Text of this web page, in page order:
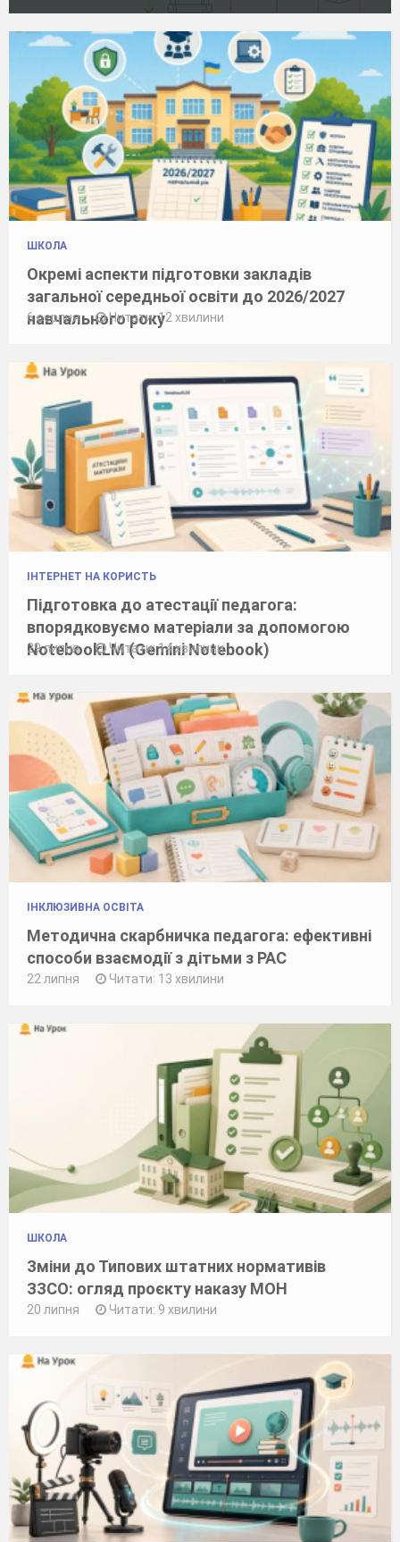
ШКОЛА
Окремі аспекти підготовки закладів
загальної середньої освіти до 2026/2027
навчального року
6 серпня Читати: 12 хвилини
ІНТЕРНЕТ НА КОРИСТЬ
Підготовка до атестації педагога:
впорядковуємо матеріали за допомогою
NotebookLM (Gemini Notebook)
29 липня Читати: 14 хвилини
ІНКЛЮЗИВНА ОСВІТА
Методична скарбничка педагога: ефективні
способи взаємодії з дітьми з РАС
22 липня Читати: 13 хвилини
ШКОЛА
Зміни до Типових штатних нормативів
ЗЗСО: огляд проєкту наказу МОН
20 липня Читати: 9 хвилини